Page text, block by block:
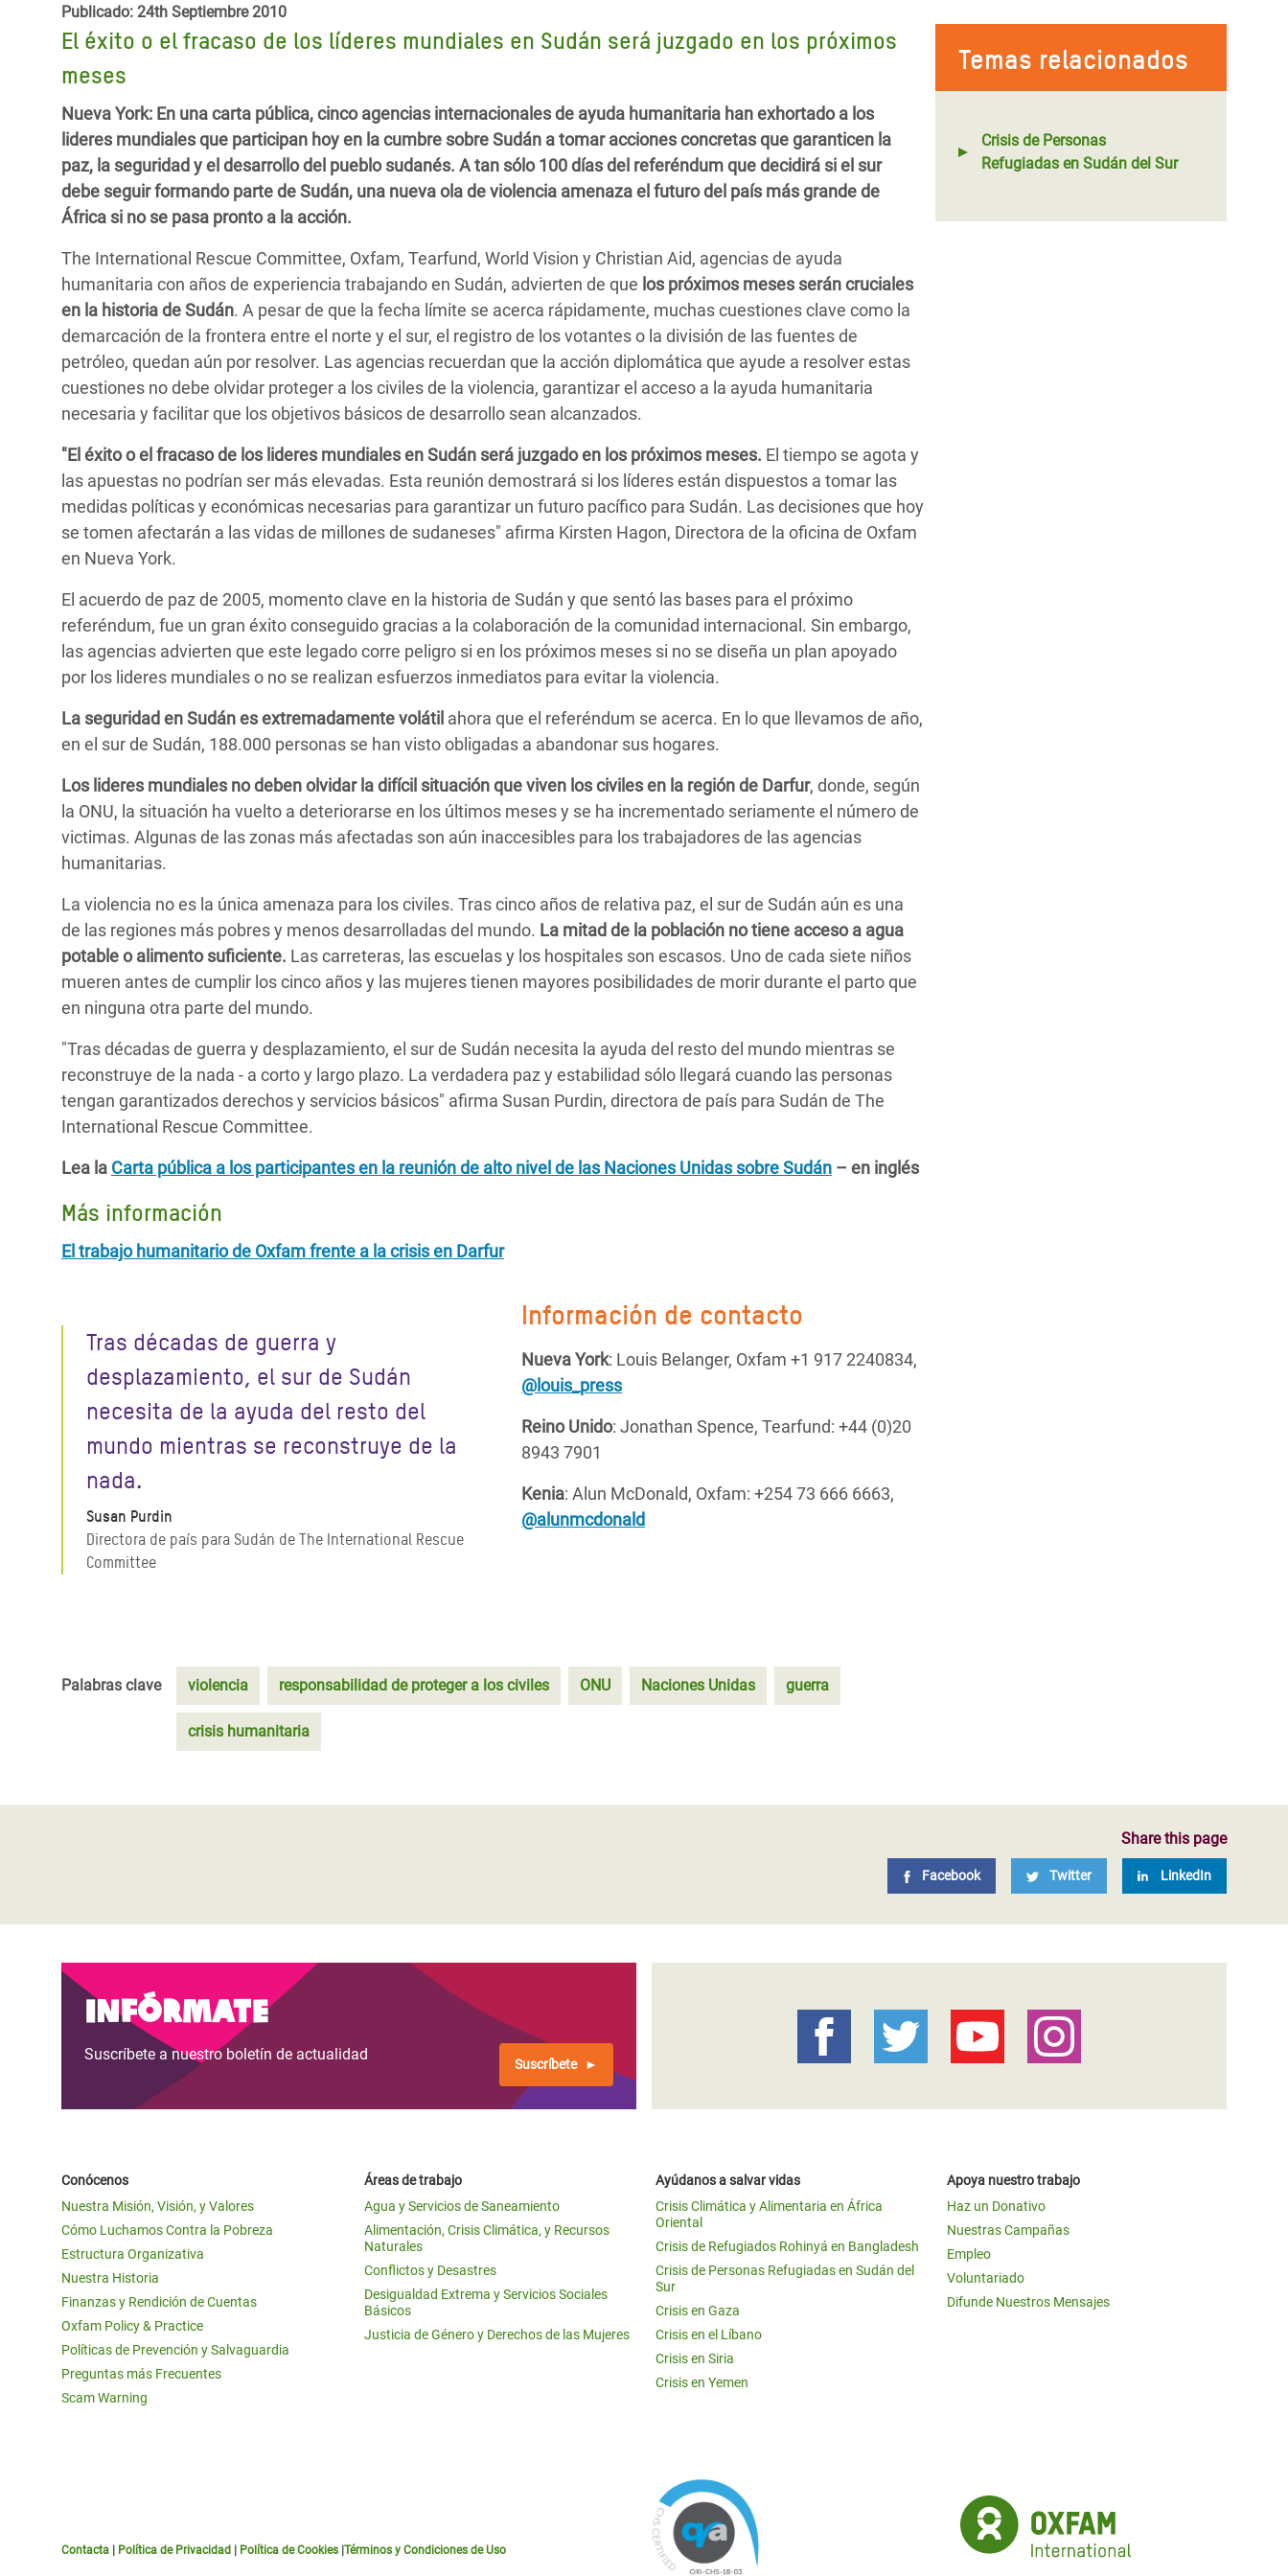
Conflictos y Desastres
Desigualdad Extrema y
Servicios Sociales Básicos
Inequality and Rights in a
Digital Age
Gender, Rights, and Justice
en África Oriental
en Sudán del Sur
Crisis de Refugiados Rohinyá
en Bangladesh
Crisis en Yemen
#ActuaPorElClima
se Oculta tras los Alimentos
¡Basta! Acabemos con las violencias contra
mujeres y niñas
ayuda
a
la
navegación
Publicado: 24th Septiembre 2010
Temas relacionados
Crisis de Personas
Refugiadas en Sudán del Sur
El éxito o el fracaso de los líderes mundiales en Sudán será juzgado en los próximos
meses
Nueva York: En una carta pública, cinco agencias internacionales de ayuda humanitaria han exhortado a los
lideres mundiales que participan hoy en la cumbre sobre Sudán a tomar acciones concretas que garanticen la
paz, la seguridad y el desarrollo del pueblo sudanés. A tan sólo 100 días del referéndum que decidirá si el sur
debe seguir formando parte de Sudán, una nueva ola de violencia amenaza el futuro del país más grande de
África si no se pasa pronto a la acción.
The International Rescue Committee, Oxfam, Tearfund, World Vision y Christian Aid, agencias de ayuda
humanitaria con años de experiencia trabajando en Sudán, advierten de que los próximos meses serán cruciales
en la historia de Sudán. A pesar de que la fecha límite se acerca rápidamente, muchas cuestiones clave como la
demarcación de la frontera entre el norte y el sur, el registro de los votantes o la división de las fuentes de
petróleo, quedan aún por resolver. Las agencias recuerdan que la acción diplomática que ayude a resolver estas
cuestiones no debe olvidar proteger a los civiles de la violencia, garantizar el acceso a la ayuda humanitaria
necesaria y facilitar que los objetivos básicos de desarrollo sean alcanzados.
"El éxito o el fracaso de los lideres mundiales en Sudán será juzgado en los próximos meses. El tiempo se agota y
las apuestas no podrían ser más elevadas. Esta reunión demostrará si los líderes están dispuestos a tomar las
medidas políticas y económicas necesarias para garantizar un futuro pacífico para Sudán. Las decisiones que hoy
se tomen afectarán a las vidas de millones de sudaneses" afirma Kirsten Hagon, Directora de la oficina de Oxfam
en Nueva York.
El acuerdo de paz de 2005, momento clave en la historia de Sudán y que sentó las bases para el próximo
referéndum, fue un gran éxito conseguido gracias a la colaboración de la comunidad internacional. Sin embargo,
las agencias advierten que este legado corre peligro si en los próximos meses si no se diseña un plan apoyado
por los lideres mundiales o no se realizan esfuerzos inmediatos para evitar la violencia.
La seguridad en Sudán es extremadamente volátil ahora que el referéndum se acerca. En lo que llevamos de año,
en el sur de Sudán, 188.000 personas se han visto obligadas a abandonar sus hogares.
Los lideres mundiales no deben olvidar la difícil situación que viven los civiles en la región de Darfur, donde, según
la ONU, la situación ha vuelto a deteriorarse en los últimos meses y se ha incrementado seriamente el número de
victimas. Algunas de las zonas más afectadas son aún inaccesibles para los trabajadores de las agencias
humanitarias.
La violencia no es la única amenaza para los civiles. Tras cinco años de relativa paz, el sur de Sudán aún es una
de las regiones más pobres y menos desarrolladas del mundo. La mitad de la población no tiene acceso a agua
potable o alimento suficiente. Las carreteras, las escuelas y los hospitales son escasos. Uno de cada siete niños
mueren antes de cumplir los cinco años y las mujeres tienen mayores posibilidades de morir durante el parto que
en ninguna otra parte del mundo.
"Tras décadas de guerra y desplazamiento, el sur de Sudán necesita la ayuda del resto del mundo mientras se
reconstruye de la nada - a corto y largo plazo. La verdadera paz y estabilidad sólo llegará cuando las personas
tengan garantizados derechos y servicios básicos" afirma Susan Purdin, directora de país para Sudán de The
International Rescue Committee.
Lea la Carta pública a los participantes en la reunión de alto nivel de las Naciones Unidas sobre Sudán – en inglés
Más información
El trabajo humanitario de Oxfam frente a la crisis en Darfur
Tras décadas de guerra y
desplazamiento, el sur de Sudán
necesita de la ayuda del resto del
mundo mientras se reconstruye de la
nada.
Susan Purdin
Directora de país para Sudán de The International Rescue
Committee
Información de contacto
Nueva York: Louis Belanger, Oxfam +1 917 2240834,
@louis_press
Reino Unido: Jonathan Spence, Tearfund: +44 (0)20
8943 7901
Kenia: Alun McDonald, Oxfam: +254 73 666 6663,
@alunmcdonald
Palabras clave violencia responsabilidad de proteger a los civiles ONU Naciones Unidas guerra
crisis humanitaria
Share this page
Facebook Twitter LinkedIn
Infórmate
Suscríbete a nuestro boletín de actualidad
Suscríbete
Conócenos
Nuestra Misión, Visión, y Valores
Cómo Luchamos Contra la Pobreza
Estructura Organizativa
Nuestra Historia
Finanzas y Rendición de Cuentas
Oxfam Policy & Practice
Políticas de Prevención y Salvaguardia
Preguntas más Frecuentes
Scam Warning
Áreas de trabajo
Agua y Servicios de Saneamiento
Alimentación, Crisis Climática, y Recursos
Naturales
Conflictos y Desastres
Desigualdad Extrema y Servicios Sociales
Básicos
Justicia de Género y Derechos de las Mujeres
Ayúdanos a salvar vidas
Crisis Climática y Alimentaria en África
Oriental
Crisis de Refugiados Rohinyá en Bangladesh
Crisis de Personas Refugiadas en Sudán del
Sur
Crisis en Gaza
Crisis en el Líbano
Crisis en Siria
Crisis en Yemen
Apoya nuestro trabajo
Haz un Donativo
Nuestras Campañas
Empleo
Voluntariado
Difunde Nuestros Mensajes
Contacta Política de Privacidad Política de Cookies Términos y Condiciones de Uso